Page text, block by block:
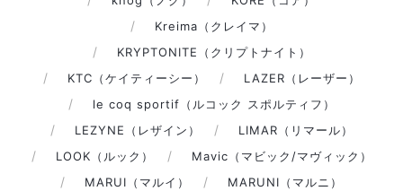
Kreima（クレイマ）
KRYPTONITE（クリプトナイト）
KTC（ケイティーシー）
LAZER（レーザー）
le coq sportif（ルコック スポルティフ）
LEZYNE（レザイン）
LIMAR（リマール）
LOOK（ルック）
Mavic（マビック/マヴィック）
MARUI（マルイ）
MARUNI（マルニ）